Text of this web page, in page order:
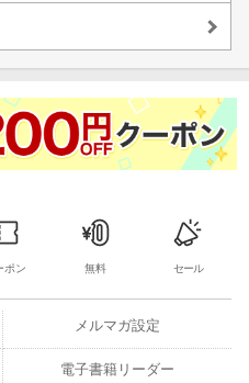
ポン 無料 セール
メルマガ設定
電子書籍リーダー